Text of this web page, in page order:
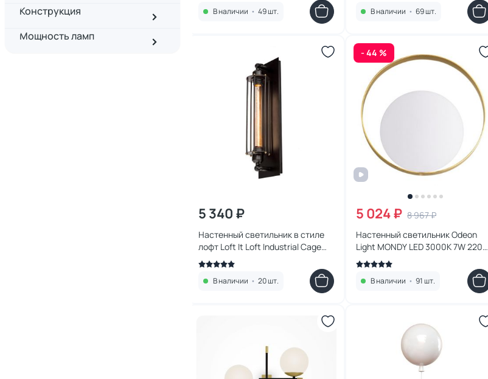
Конструкция
Мощность ламп
В наличии • 49 шт. В наличии • 69 шт.
5 340 ₽
Настенный светильник в стиле
лофт Loft It Loft Industrial Cage
LOFT2113W
В наличии • 20 шт.
- 44 %
5 024 ₽ 8 967 ₽
Настенный светильник Odeon
Light MONDY LED 3000K 7W 220V
3899/7WW белый/золото
В наличии • 91 шт.